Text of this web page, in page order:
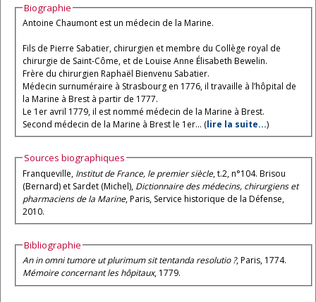
Biographie
Antoine Chaumont est un médecin de la Marine.
Fils de Pierre Sabatier, chirurgien et membre du Collège royal de
chirurgie de Saint-Côme, et de Louise Anne Élisabeth Bewelin.
Frère du chirurgien Raphaël Bienvenu Sabatier.
Médecin surnuméraire à Strasbourg en 1776, il travaille à l’hôpital de
la Marine à Brest à partir de 1777.
Le 1er avril 1779, il est nommé médecin de la Marine à Brest.
Second médecin de la Marine à Brest le 1er... (lire la suite...)
Sources biographiques
Franqueville, Institut de France, le premier siècle, t.2, n°104. Brisou
(Bernard) et Sardet (Michel), Dictionnaire des médecins, chirurgiens et
pharmaciens de la Marine, Paris, Service historique de la Défense,
2010.
Bibliographie
An in omni tumore ut plurimum sit tentanda resolutio ?, Paris, 1774.
Mémoire concernant les hôpitaux, 1779.